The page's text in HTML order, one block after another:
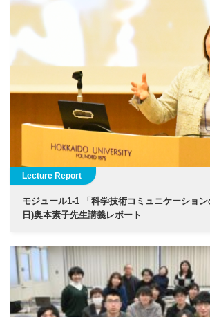
Lecture Report
モジュール1-1 「科学技術コミュニケーショ
日)奥本素子先生講義レポート